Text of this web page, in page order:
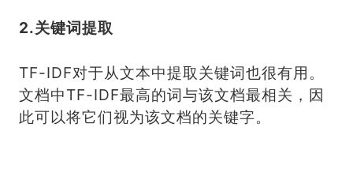
2.关键词提取
TF-IDF对于从文本中提取关键词也很有用。
文档中TF-IDF最高的词与该文档最相关，因
此可以将它们视为该文档的关键字。